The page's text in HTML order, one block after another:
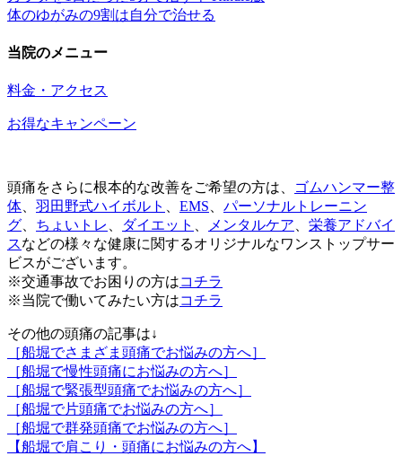
体のゆがみの9割は自分で治せる
当院のメニュー
料金・アクセス
お得なキャンペーン
頭痛をさらに根本的な改善をご希望の方は、
ゴムハンマー整
体
羽田野式ハイボルト EMS
パーソナルトレーニン
グ
ちょいトレ ダイエット メンタルケア
栄養アドバイ
スなどの様々な健康に関するオリジナルなワンストップサー
ビスがございます。
※交通事故でお困りの方はコチラ
※当院で働いてみたい方はコチラ
その他の頭痛の記事は↓
［船堀でさまざま頭痛でお悩みの方へ］
［船堀で慢性頭痛にお悩みの方へ］
［船堀で緊張型頭痛でお悩みの方へ］
［船堀で片頭痛でお悩みの方へ］
［船堀で群発頭痛でお悩みの方へ］
【船堀で肩こり・頭痛にお悩みの方へ】